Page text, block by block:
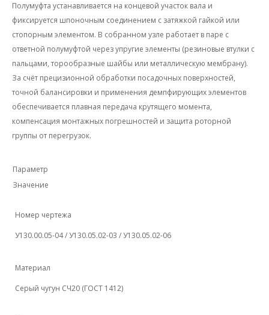
Полумуфта устанавливается на концевой участок вала и
фиксируется шпоночным соединением с затяжкой гайкой или
стопорным элементом. В собранном узле работает в паре с
ответной полумуфтой через упругие элементы (резиновые втулки с
пальцами, торообразные шайбы или металлическую мембрану).
За счёт прецизионной обработки посадочных поверхностей,
точной балансировки и применения демпфирующих элементов
обеспечивается плавная передача крутящего момента,
компенсация монтажных погрешностей и защита роторной
группы от перегрузок.
Параметр
Значение
Номер чертежа
У130.00.05-04 / У130.05.02-03 / У130.05.02-06
Материал
Серый чугун СЧ20 (ГОСТ 1412)